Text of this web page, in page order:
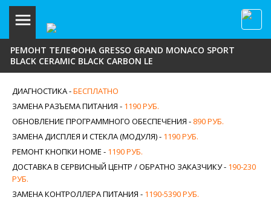
РЕМОНТ ТЕЛЕФОНА GRESSO GRAND MONACO SPORT
BLACK CERAMIC BLACK CARBON LE
ДИАГНОСТИКА -БЕСПЛАТНО
ЗАМЕНА РАЗЪЕМА ПИТАНИЯ - 1190 РУБ.
ОБНОВЛЕНИЕ ПРОГРАММНОГО ОБЕСПЕЧЕНИЯ - 890 РУБ.
ЗАМЕНА ДИСПЛЕЯ И СТЕКЛА (МОДУЛЯ) - 1190 РУБ.
РЕМОНТ КНОПКИ HOME - 1190 РУБ.
ДОСТАВКА В СЕРВИСНЫЙ ЦЕНТР / ОБРАТНО ЗАКАЗЧИКУ - 190-230
РУБ.
ЗАМЕНА КОНТРОЛЛЕРА ПИТАНИЯ - 1190-5390 РУБ.